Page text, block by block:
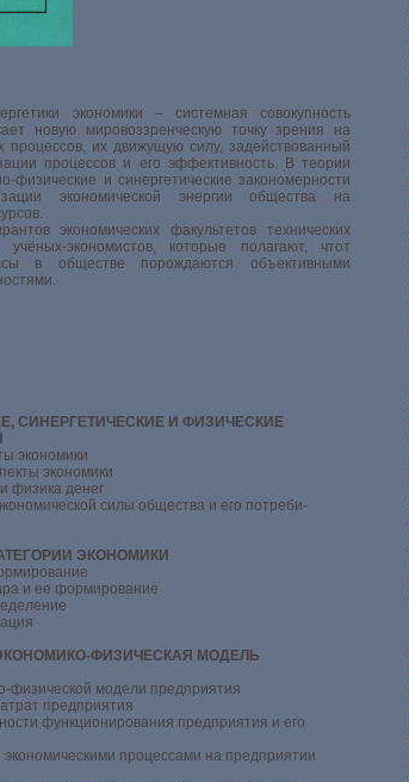
экономики – системная совокупность
новую мировоззренческую точку зрения на
процессов, их движущую силу, задействованный
процессов и его эффективность. В теории
физические и синергетические закономерности
экономической энергии общества на
экономических факультетов технических
учёных-экономистов, которые полагают, чтот
в обществе порождаются объективными
СИНЕРГЕТИЧЕСКИЕ И ФИЗИЧЕСКИЕ
экономики
экономики
физика денег
силы общества и его потреби-
ЭКОНОМИКИ
и ее формирование
ФИЗИЧЕСКАЯ МОДЕЛЬ
физической модели предприятия
предприятия
функционирования предприятия и его
процессами на предприятии